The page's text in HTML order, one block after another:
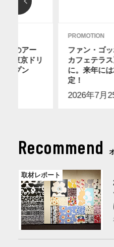
ィのアー
に東京ドリ
ープン
PROMOTION
ファン・ゴ
カフェテラ
に。来年に
定！
2026年7月
Recommend
取材レポート